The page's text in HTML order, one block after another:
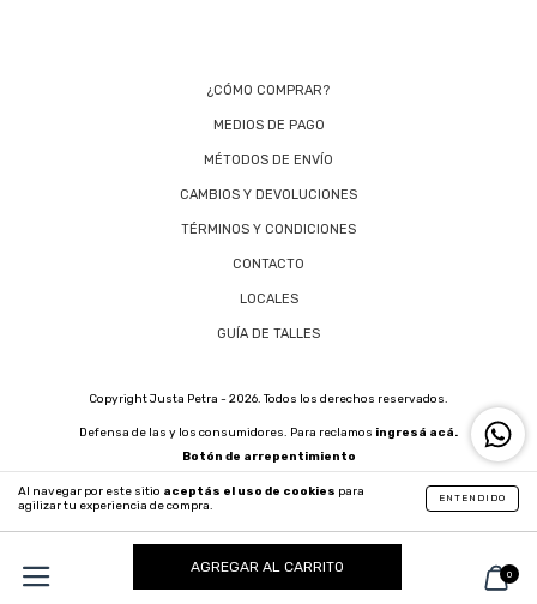
Al navegar por este sitio aceptás el uso de cookies para
agilizar tu experiencia de compra.
ENTENDIDO
0
¿CÓMO COMPRAR?
MEDIOS DE PAGO
MÉTODOS DE ENVÍO
CAMBIOS Y DEVOLUCIONES
TÉRMINOS Y CONDICIONES
CONTACTO
LOCALES
GUÍA DE TALLES
Copyright Justa Petra - 2026. Todos los derechos reservados.
Defensa de las y los consumidores. Para reclamos ingresá acá.
Botón de arrepentimiento